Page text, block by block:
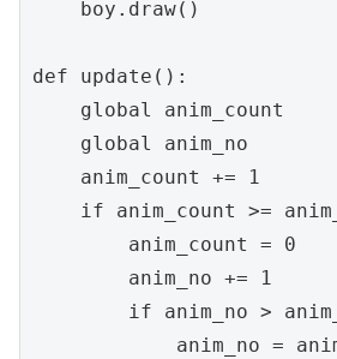
    boy.draw()
def update():
    global anim_count
    global anim_no
    anim_count += 1
if anim_count >=
        anim_count = 0
        anim_no += 1
if anim_no >
anim_no =